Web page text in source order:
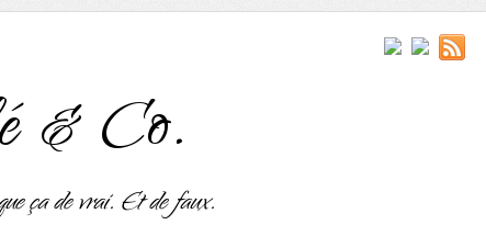
& Co.
ça de vrai. Et de faux.